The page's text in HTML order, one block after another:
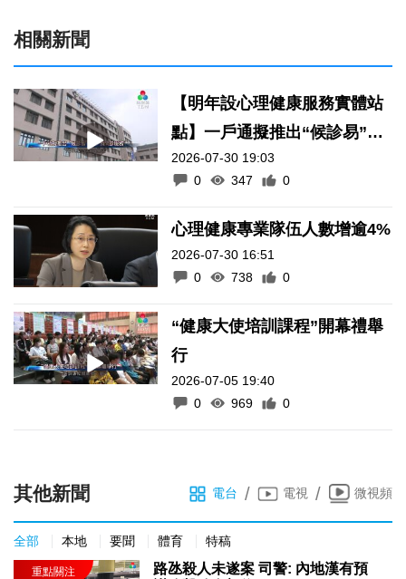
相關新聞
【明年設心理健康服務實體站
點】一戶通擬推出“候診易”及
“預問診服務”
2026-07-30 19:03
0
347 0
心理健康專業隊伍人數增逾4%
2026-07-30 16:51
0
738 0
“健康大使培訓課程”開幕禮舉
行
2026-07-05 19:40
0
969 0
其他新聞 電台 / 電視 / 微視頻
全部 本地 要聞 體育 特稿
路氹殺人未遂案 司警: 內地漢有預